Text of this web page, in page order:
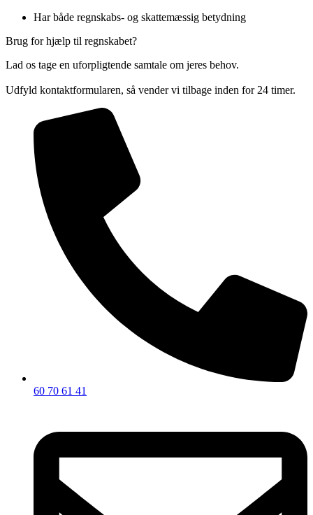
Har både regnskabs- og skattemæssig betydning
Brug for hjælp til regnskabet?
Lad os tage en uforpligtende samtale om jeres behov.
Udfyld kontaktformularen, så vender vi tilbage inden for 24 timer.
60 70 61 41